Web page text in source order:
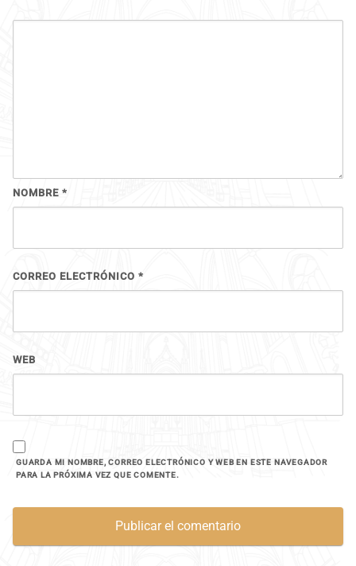
NOMBRE *
CORREO ELECTRÓNICO *
WEB
GUARDA MI NOMBRE, CORREO ELECTRÓNICO Y WEB EN ESTE NAVEGADOR
PARA LA PRÓXIMA VEZ QUE COMENTE.